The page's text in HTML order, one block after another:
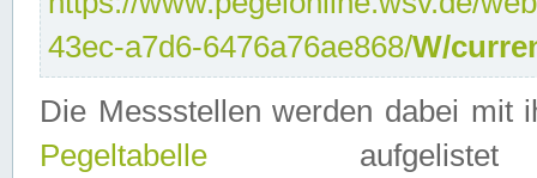
43ec-a7d6-6476a76ae868/W/
Die Messstellen werden dabei mit
Pegeltabelle